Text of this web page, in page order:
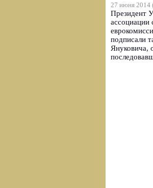
27 июня 2014
Президент
подписали
Януковича,